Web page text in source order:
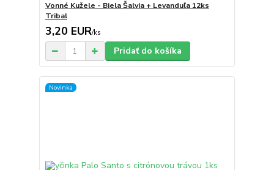
Vonné Kužele - Biela Šalvia + Levanduľa 12ks
Tribal
3,20 EUR/ks
Pridať do košíka
Novinka